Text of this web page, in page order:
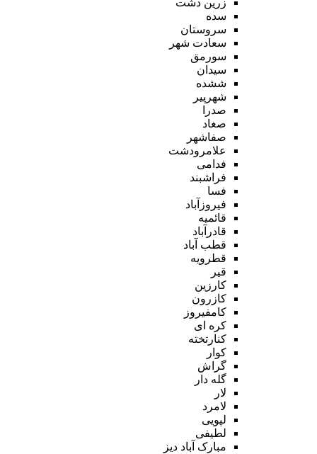
سده
سروستان
سعادت شهر
سورمق
سیدان
ششده
شهرپیر
صدرا
صغاد
صفاشهر
علامرودشت
فدامی
فراشبند
فسا
فیروزآباد
قائمیه
قادرآباد
قطب آباد
قطرویه
قیر
کارزین
کازرون
کامفیروز
کره ای
کنارتخته
کوار
گراش
گله دار
لار
لامرد
لپویی
لطیفی
مبارک آباد دیز